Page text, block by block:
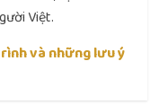
Việt.
và những lưu ý